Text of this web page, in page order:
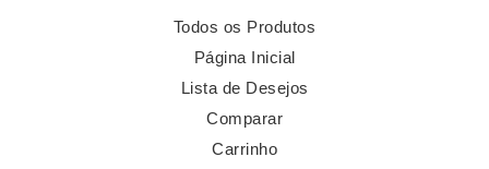
Todos os Produtos
Página Inicial
Lista de Desejos
Comparar
Carrinho